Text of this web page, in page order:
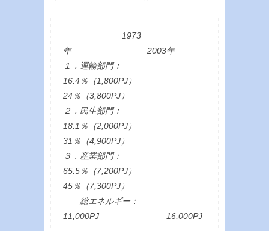
1973
年 2003年
１．運輸部門：
16.4％（1,800PJ）
24％（3,800PJ）
２．民生部門：
18.1％（2,000PJ）
31％（4,900PJ）
３．産業部門：
65.5％（7,200PJ）
45％（7,300PJ）
総エネルギー：
11,000PJ 16,000PJ